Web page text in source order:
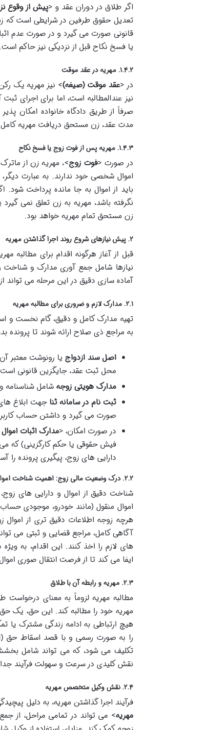
اگر طلاق در دوران عقد و <پیش از وقوع
تعدیل حقوق طرفین در شرایطی است که
قانونی صورت می گیرد و در صورت عدم
یا فسخ نکاح قبل از نزدیکی نیز حاکم است.
۱.۴.۲. مهریه در عقد موقت
در <عقد موقت (صیغه)> نیز مهریه یک
نیز عندالمطالبه است، اما برای اجرای
صرفاً از طریق دادگاه خانواده امکان
مدت عقد، زن مستحق دریافت مهریه
۱.۴.۳. مهریه پس از فوت زوج یا فسخ نکاح
در صورت <فوت زوج>، مهریه زن از
اموال شخصی خود ندارند. به عبارت
باید از اموال به جا مانده پرداخت
نگرفته باشد، مهریه به زن تعلق نمی
زن مستحق تمام مهریه خواهد بود.
۲. پیش نیازهای شروع روند اجرا گذاشتن مهریه
قبل از آغاز هرگونه اقدام برای مطالبه
نیازها شامل جمع آوری مدارک و
آماده سازی دقیق در این مرحله می تواند
۲.۱. مدارک لازم و ضروری برای مطالبه مهریه
تهیه مدارک کامل و دقیق، گام نخست و
به مراجع ذی صلاح ارائه شوند تا
اصل سند ازدواج یا رونوشت معتبر
محل ثبت عقد، جایگزین قانونی
مدارک هویتی زوجه شامل
ثبت نام در سامانه ثنا جهت ابلاغ
صورت می گیرد و داشتن حساب
در صورت امکان، <مدارک اثبات
فیش حقوقی یا حکم کارگزینی) که می
دارایی های زوج، پیگیری پرونده را
۲.۲. درک وضعیت مالی زوج: اهمیت شناخت اموال و دارایی ها
شناخت دقیق از اموال و دارایی های
اموال منقول (مانند خودرو، موجودی
هرچه زوجه اطلاعات دقیق تری از
آگاهی کامل، مراجع قضایی و ثبتی می
های لازم را اخذ کنند. این اقدام، به
ایفا می کند تا از فرصت انتقال صوری
۲.۳. مهریه و رابطه آن با طلاق
مطالبه مهریه لزوماً به معنای
مهریه خود را مطالبه کند. این حق،
هیچ ارتباطی به ادامه زندگی مشترک یا
را به صورت رسمی و با قصد اسقاط حق
تکلیف می شود، که می تواند شامل
نقش کلیدی در سرعت و سهولت فرآیند
۲.۴. نقش وکیل متخصص مهریه
فرآیند اجرا گذاشتن مهریه، به دلیل
مهریه> می تواند در تمامی مراحل، از